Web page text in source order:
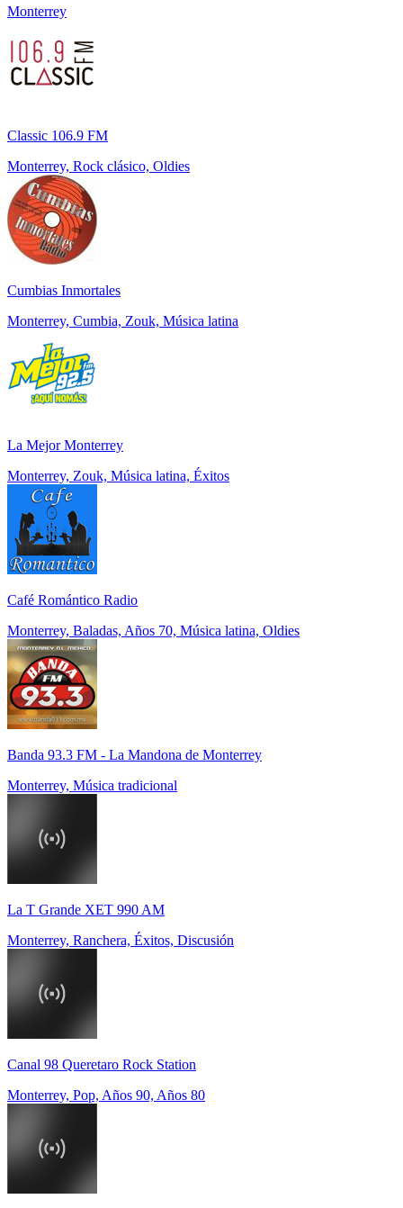
Monterrey
Classic 106.9 FM
Monterrey, Rock clásico, Oldies
Cumbias Inmortales
Monterrey, Cumbia, Zouk, Música latina
La Mejor Monterrey
Monterrey, Zouk, Música latina, Éxitos
Café Romántico Radio
Monterrey, Baladas, Años 70, Música latina, Oldies
Banda 93.3 FM - La Mandona de Monterrey
Monterrey, Música tradicional
La T Grande XET 990 AM
Monterrey, Ranchera, Éxitos, Discusión
Canal 98 Queretaro Rock Station
Monterrey, Pop, Años 90, Años 80